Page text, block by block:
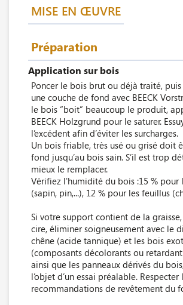
MISE EN ŒUVRE
Préparation
Application sur bois
Poncer le bois brut ou déjà traité,
une couche de fond avec BEECK
le bois “boit” beaucoup le produit,
BEECK Holzgrund pour le saturer.
l’excédent afin d’éviter les surcharges.
Un bois friable, très usé ou grisé doit
fond jusqu’au bois sain. S’il est trop
mieux le remplacer.
Vérifiez l'humidité du bois :15 % pour
(sapin, pin,...), 12 % pour les feuillus
Si votre support contient de la
cire, éliminer soigneusement avec le
chêne (acide tannique) et les bois
(composants décolorants ou
ainsi que les panneaux dérivés du
l’objet d’un essai préalable. Respecter
recommandations de revêtement du